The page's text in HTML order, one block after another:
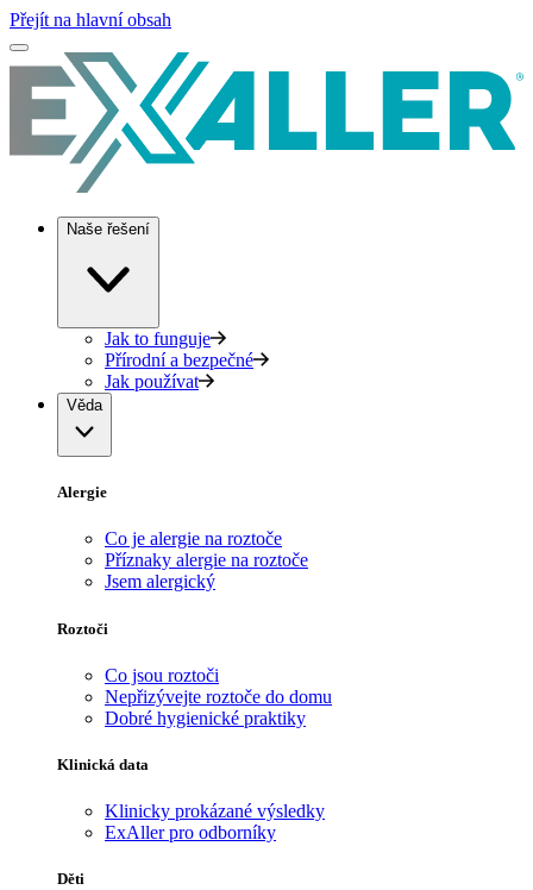
Přejít na hlavní obsah
Naše řešení
Jak to funguje
Přírodní a bezpečné
Jak používat
Věda
Alergie
Co je alergie na roztoče
Příznaky alergie na roztoče
Jsem alergický
Roztoči
Co jsou roztoči
Nepřizývejte roztoče do domu
Dobré hygienické praktiky
Klinická data
Klinicky prokázané výsledky
ExAller pro odborníky
Děti